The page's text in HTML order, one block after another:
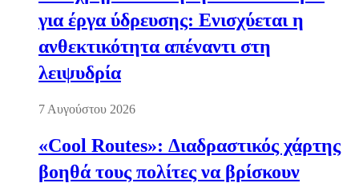
για έργα ύδρευσης: Ενισχύεται η
ανθεκτικότητα απέναντι στη
λειψυδρία
7 Αυγούστου 2026
«Cool Routes»: Διαδραστικός χάρτης
βοηθά τους πολίτες να βρίσκουν